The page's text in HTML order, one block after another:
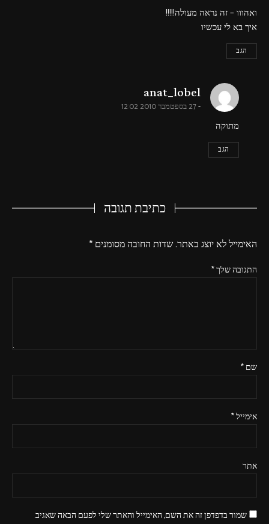
ואהווו – זה נראה מעולה!!!!!
איך בא לי עכשיו
הגב
anat_lobel
27 בספטמבר 2010 12:02
מתוקה
הגב
כתיבת תגובה
האימייל לא יוצג באתר.שדות החובה מסומנים*
התגובה שלך*
שם*
אימייל*
אתר
שמור בדפדפן זה את השם, האימייל והאתר שלי לפעם הבאה שאגיב.